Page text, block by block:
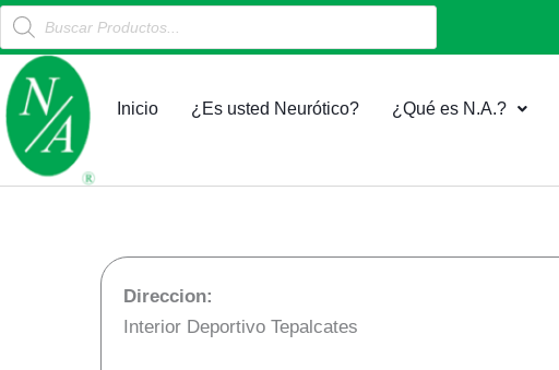
al
contenido
Products
search
Inicio ¿Es usted Neurótico? ¿Qué es N.A.?
Direccion:
Interior Deportivo Tepalcates